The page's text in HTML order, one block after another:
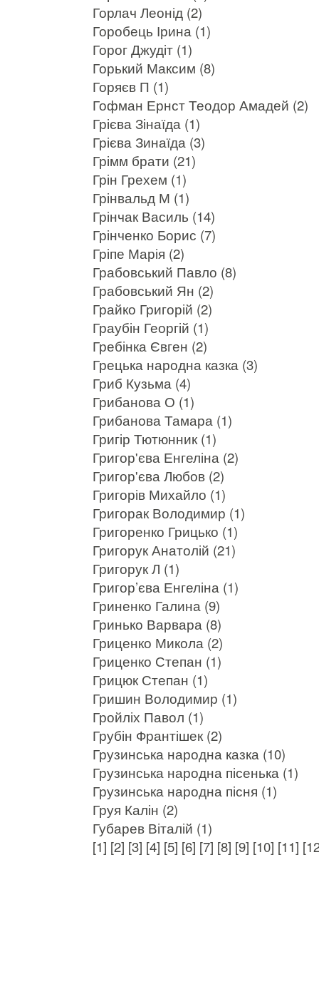
Горлач Леонід (2)
Горобець Ірина (1)
Горог Джудіт (1)
Горький Максим (8)
Горяєв П (1)
Гофман Ернст Теодор Амадей (2)
Грієва Зінаїда (1)
Грієва Зинаїда (3)
Грімм брати (21)
Грін Грехем (1)
Грінвальд М (1)
Грінчак Василь (14)
Грінченко Борис (7)
Гріпе Марія (2)
Грабовський Павло (8)
Грабовський Ян (2)
Грайко Григорій (2)
Граубін Георгій (1)
Гребінка Євген (2)
Грецька народна казка (3)
Гриб Кузьма (4)
Грибанова О (1)
Грибанова Тамара (1)
Григір Тютюнник (1)
Григор'єва Енгеліна (2)
Григор'єва Любов (2)
Григорів Михайло (1)
Григорак Володимир (1)
Григоренко Грицько (1)
Григорук Анатолій (21)
Григорук Л (1)
Григор’єва Енгеліна (1)
Гриненко Галина (9)
Гринько Варвара (8)
Гриценко Микола (2)
Гриценко Степан (1)
Грицюк Степан (1)
Гришин Володимир (1)
Гройліх Павол (1)
Грубін Франтішек (2)
Грузинська народна казка (10)
Грузинська народна пісенька (1)
Грузинська народна пісня (1)
Груя Калін (2)
Губарев Віталій (1)
[1] [2] [3] [4] [5] [6] [7] [8] [9] [10] [11]